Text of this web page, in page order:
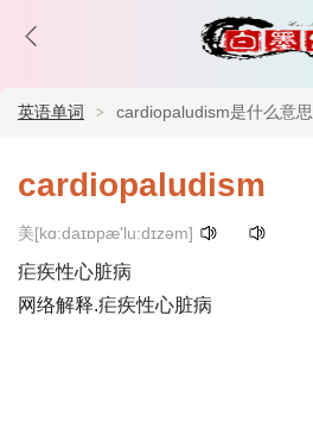
英语单词 cardiopaludism是什么意思
cardiopaludism
美[kɑ:daɪɒpæ'lu:dɪzəm]
疟疾性心脏病
网络解释.疟疾性心脏病